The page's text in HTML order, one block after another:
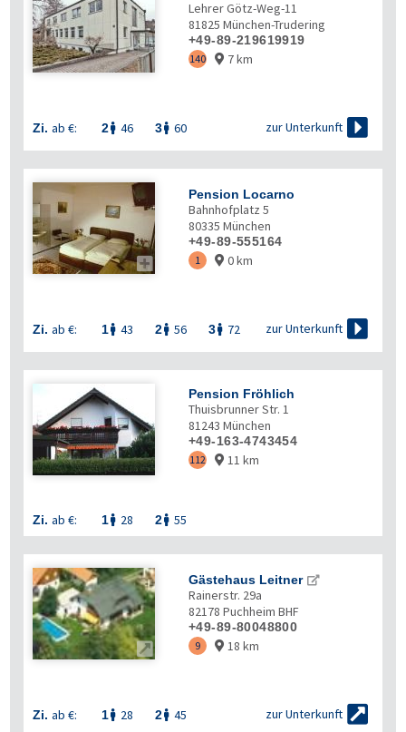
Lehrer Götz-Weg-11
81825 München-Trudering
+49-89-219619919
140  7 km
Zi. ab €: 2 46 3 60 zur Unterkunft 

Pension Locarno
Bahnhofplatz 5
80335 München
+49-89-555164
1  0 km
Zi. ab €: 1 43 2 56 3 72 zur Unterkunft 
Pension Fröhlich
Thuisbrunner Str. 1
81243 München
+49-163-4743454
112  11 km
Zi. ab €: 1 28 2 55

Gästehaus Leitner
Rainerstr. 29a
82178 Puchheim BHF
+49-89-80048800
9  18 km
Zi. ab €: 1 28 2 45 zur Unterkunft 